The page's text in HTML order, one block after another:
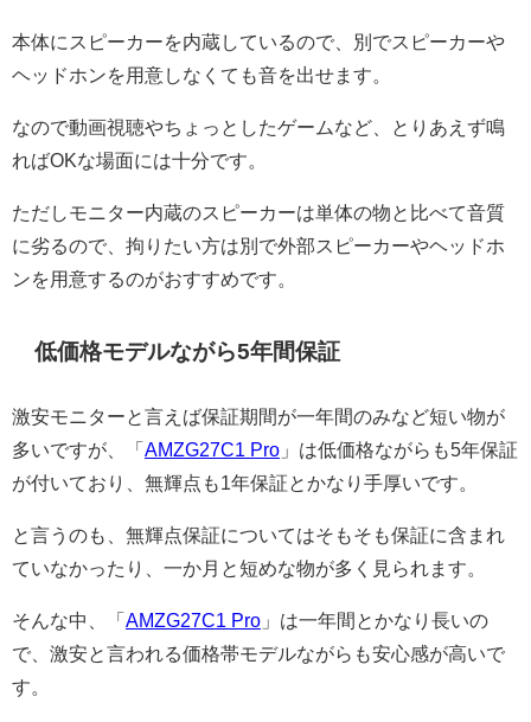
本体にスピーカーを内蔵しているので、別でスピーカーや
ヘッドホンを用意しなくても音を出せます。
なので動画視聴やちょっとしたゲームなど、とりあえず鳴
ればOKな場面には十分です。
ただしモニター内蔵のスピーカーは単体の物と比べて音質
に劣るので、拘りたい方は別で外部スピーカーやヘッドホ
ンを用意するのがおすすめです。
低価格モデルながら5年間保証
激安モニターと言えば保証期間が一年間のみなど短い物が
多いですが、「 AMZG27C1 Pro 」は低価格ながらも5年保証
が付いており、無輝点も1年保証とかなり手厚いです。
と言うのも、無輝点保証についてはそもそも保証に含まれ
ていなかったり、一か月と短めな物が多く見られます。
そんな中、「 AMZG27C1 Pro 」は一年間とかなり長いの
で、激安と言われる価格帯モデルながらも安心感が高いで
す。